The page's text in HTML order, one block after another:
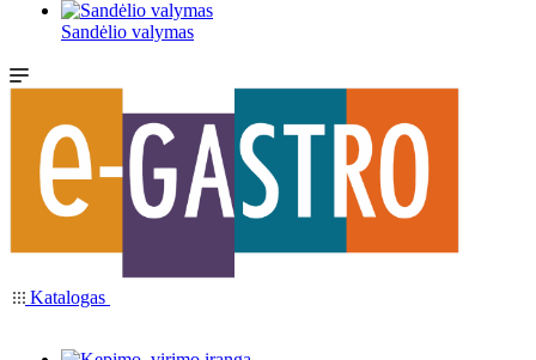
Sandėlio valymas
Katalogas